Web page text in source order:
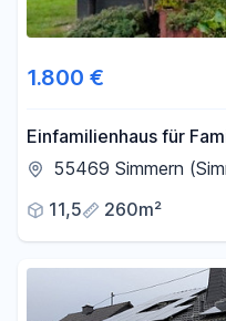
1.800 €
Einfamilienhaus für
55469 Simmern
11,5
260m²